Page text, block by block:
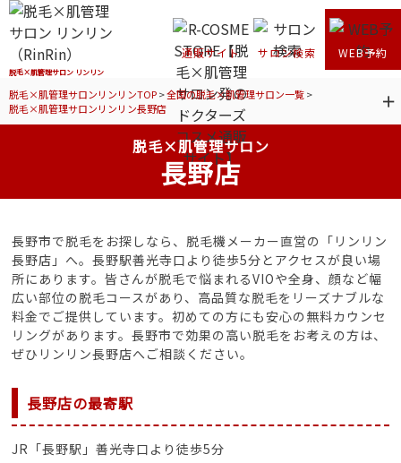
脱毛×肌管理サロン リンリン
通販サイト サロン検索 WEB予約
脱毛×肌管理サロンリンリンTOP>全国の脱毛×肌管理サロン一覧>
脱毛×肌管理サロンリンリン長野店
脱毛×肌管理サロン
長野店
長野市で脱毛をお探しなら、脱毛機メーカー直営の「リンリン
長野店」へ。長野駅善光寺口より徒歩5分とアクセスが良い場
所にあります。皆さんが脱毛で悩まれるVIOや全身、顔など幅
広い部位の脱毛コースがあり、高品質な脱毛をリーズナブルな
料金でご提供しています。初めての方にも安心の無料カウンセ
リングがあります。長野市で効果の高い脱毛をお考えの方は、
ぜひリンリン長野店へご相談ください。
長野店の最寄駅
JR「長野駅」善光寺口より徒歩5分